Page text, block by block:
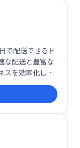
で配送できるド
な配送と豊富な
スを効率化し、
められるドロッ
スを掴みまし